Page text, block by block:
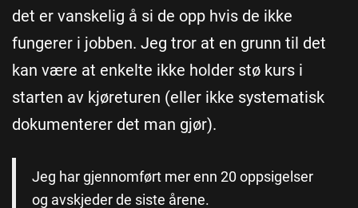
det er vanskelig å si de opp hvis de ikke
fungerer i jobben. Jeg tror at en grunn til det
kan være at enkelte ikke holder stø kurs i
starten av kjøreturen (eller ikke systematisk
dokumenterer det man gjør).
Jeg har gjennomført mer enn 20 oppsigelser
og avskjeder de siste årene.